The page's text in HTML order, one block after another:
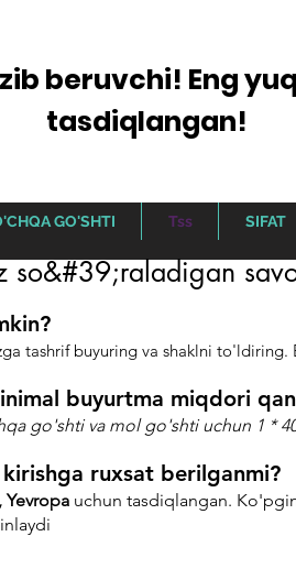
beruvchi! Eng
tasdiqlangan!
GO'SHTI Tss SIFAT
so&#39;raladigan
tashrif buyuring va shaklni
buyurtma miqdori
go'shti va mol go'shti uchun 1 *
ruxsat berilganmi?
Yevropa uchun tasdiqlangan.